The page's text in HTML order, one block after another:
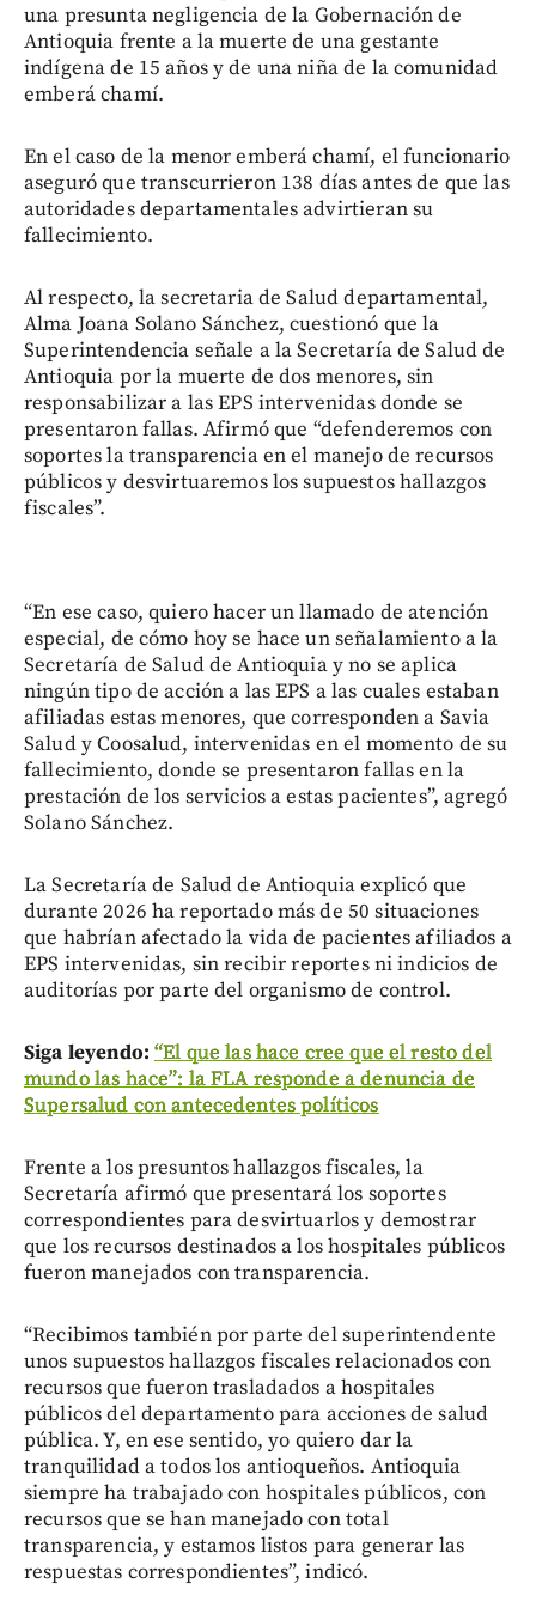
una presunta negligencia de la Gobernación de
Antioquia frente a la muerte de una gestante
indígena de 15 años y de una niña de la comunidad
emberá chamí.
En el caso de la menor emberá chamí, el funcionario
aseguró que transcurrieron 138 días antes de que las
autoridades departamentales advirtieran su
fallecimiento.
Al respecto, la secretaria de Salud departamental,
Alma Joana Solano Sánchez, cuestionó que la
Superintendencia señale a la Secretaría de Salud de
Antioquia por la muerte de dos menores, sin
responsabilizar a las EPS intervenidas donde se
presentaron fallas. Afirmó que “defenderemos con
soportes la transparencia en el manejo de recursos
públicos y desvirtuaremos los supuestos hallazgos
fiscales”.
“En ese caso, quiero hacer un llamado de atención
especial, de cómo hoy se hace un señalamiento a la
Secretaría de Salud de Antioquia y no se aplica
ningún tipo de acción a las EPS a las cuales estaban
afiliadas estas menores, que corresponden a Savia
Salud y Coosalud, intervenidas en el momento de su
fallecimiento, donde se presentaron fallas en la
prestación de los servicios a estas pacientes”, agregó
Solano Sánchez.
La Secretaría de Salud de Antioquia explicó que
durante 2026 ha reportado más de 50 situaciones
que habrían afectado la vida de pacientes afiliados a
EPS intervenidas, sin recibir reportes ni indicios de
auditorías por parte del organismo de control.
Siga leyendo: “El que las hace cree que el resto del
mundo las hace”: la FLA responde a denuncia de
Supersalud con antecedentes políticos
Frente a los presuntos hallazgos fiscales, la
Secretaría afirmó que presentará los soportes
correspondientes para desvirtuarlos y demostrar
que los recursos destinados a los hospitales públicos
fueron manejados con transparencia.
“Recibimos también por parte del superintendente
unos supuestos hallazgos fiscales relacionados con
recursos que fueron trasladados a hospitales
públicos del departamento para acciones de salud
pública. Y, en ese sentido, yo quiero dar la
tranquilidad a todos los antioqueños. Antioquia
siempre ha trabajado con hospitales públicos, con
recursos que se han manejado con total
transparencia, y estamos listos para generar las
respuestas correspondientes”, indicó.